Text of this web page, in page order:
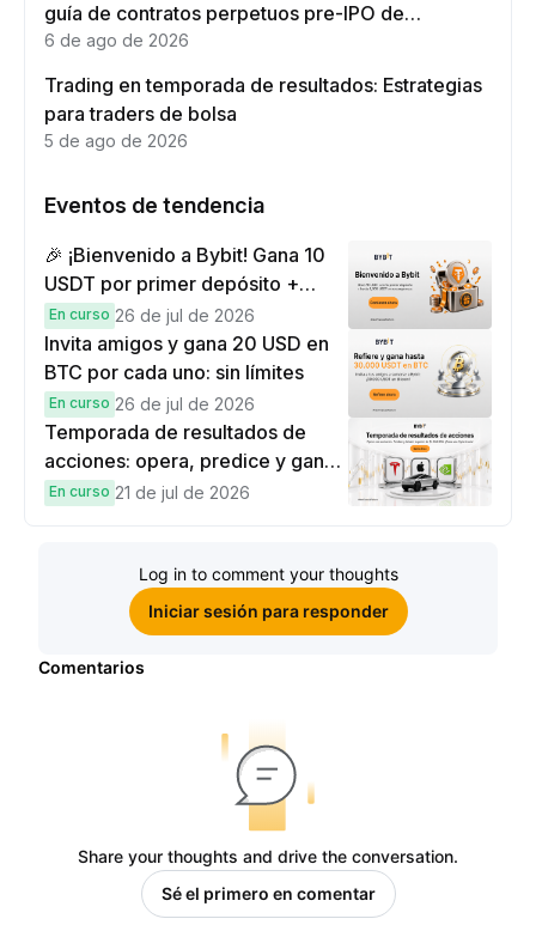
guía de contratos perpetuos pre-IPO de
Moonshot AI
6 de ago de 2026
Trading en temporada de resultados: Estrategias
para traders de bolsa
5 de ago de 2026
Eventos de tendencia
🎉 ¡Bienvenido a Bybit! Gana 10
USDT por primer depósito +
hasta 9,999 USDT en
recompensas
En curso 26 de jul de 2026
Invita amigos y gana 20 USD en
BTC por cada uno: sin límites
En curso 26 de jul de 2026
Temporada de resultados de
acciones: opera, predice y gana
una Cybertruck.
En curso 21 de jul de 2026
Log in to comment your thoughts
Iniciar sesión para responder
Comentarios
Share your thoughts and drive the conversation.
Sé el primero en comentar